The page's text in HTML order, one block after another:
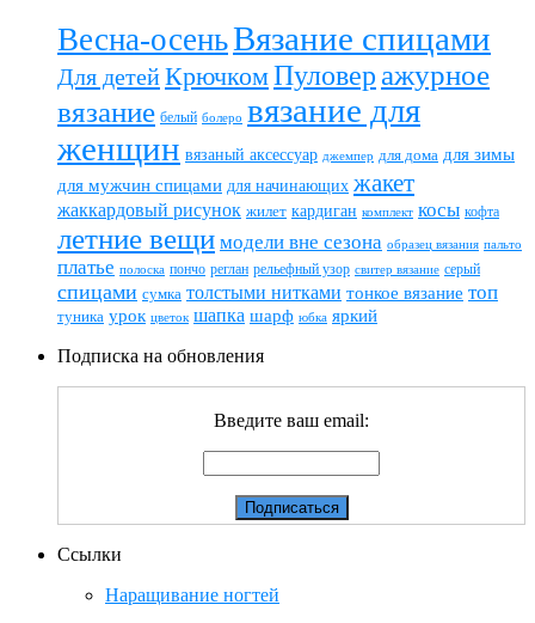
Весна-осеньВязание спицами
Для детейКрючкомПуловер ажурное
вязание белый болеро вязание для
женщин вязаный аксессуар джемпер для дома для зимы
для мужчин спицами для начинающих жакет
жаккардовый рисунок жилет кардиган комплект косы кофта
летние вещи модели вне сезона образец вязания пальто
платье полоска пончо реглан рельефный узор свитер вязание серый
спицами сумка толстыми нитками тонкое вязание топ
туника урок цветок шапка шарф юбка яркий
Подписка на обновления
Введите ваш email:
Ссылки
Наращивание ногтей